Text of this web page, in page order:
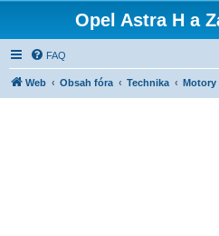
Opel Astra H a
FAQ
Web Obsah fóra Technika Motory